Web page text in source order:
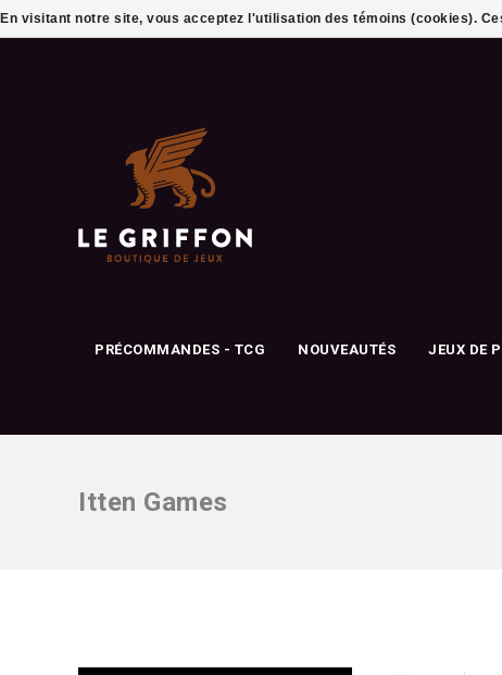
PRÉCOMMANDES - TCG NOUVEAUTÉS JEUX DE
Itten Games
En visitant notre site, vous acceptez l'utilisation des témoins (cookies).